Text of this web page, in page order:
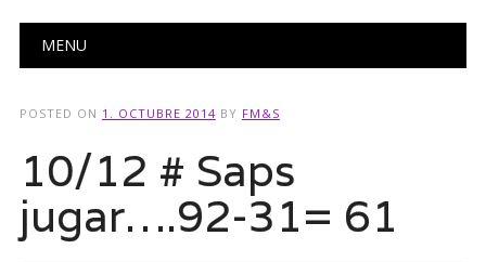
Main menu
MENU
POSTED ON 1. OCTUBRE 2014 BY FM&S
10/12 # Saps
jugar….92-31= 61